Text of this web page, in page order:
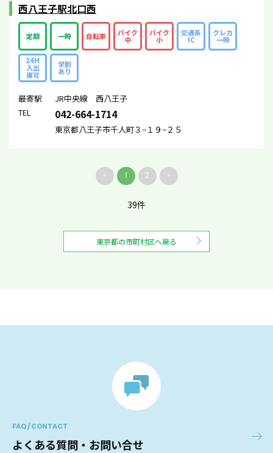
西八王子駅北口西
定期 一時 自転車 バイク
中
バイク
小
交通系
IC
クレカ
一時
24H
入出
庫可
学割
あり
最寄駅
JR中央線 西八王子
TEL
042-664-1714
東京都八王子市千人町３−１９−２５
« 1 2 »
39件
東京都の市町村区へ戻る
FAQ / CONTACT
よくある質問・お問い合せ